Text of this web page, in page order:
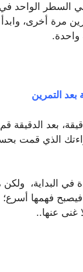
السطر الواحد في
مرة أخرى،
واحدة.
التمرين
بعد
الذي قمت
في البداية،
فهمها
غنى عنها..